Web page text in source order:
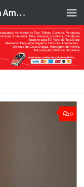
Jean Fabio - Marido de Aluguel em Americana SP e região - JFMA
0